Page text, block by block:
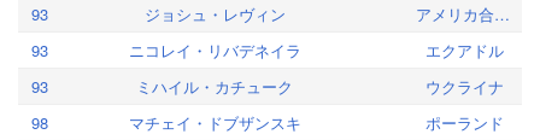
93
ジョシュ・レヴィン
アメリカ合衆国
93
ニコレイ・リバデネイラ
エクアドル
93
ミハイル・カチューク
ウクライナ
98
マチェイ・ドブザンスキ
ポーランド